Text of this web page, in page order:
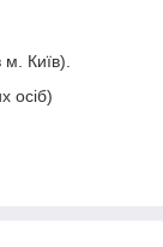
м. Київ).
осіб)